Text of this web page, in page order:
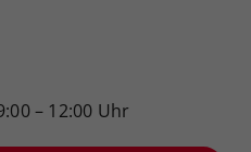
– 12:00 Uhr